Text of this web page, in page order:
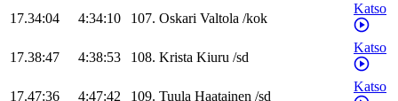
17.34:04 4:34:10 107. Oskari Valtola /kok
Katso
17.38:47 4:38:53 108. Krista Kiuru /sd
Katso
17.47:36 4:47:42 109. Tuula Haatainen /sd
Katso